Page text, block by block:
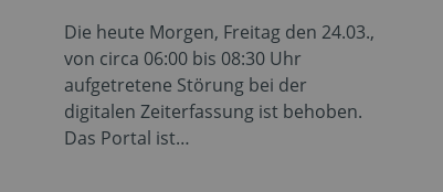
Die heute Morgen, Freitag den 24.03.,
von circa 06:00 bis 08:30 Uhr
aufgetretene Störung bei der
digitalen Zeiterfassung ist behoben.
Das Portal ist…